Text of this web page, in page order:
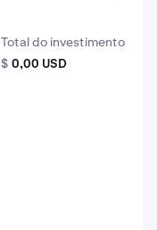
Total do investimento
$ 0,00 USD